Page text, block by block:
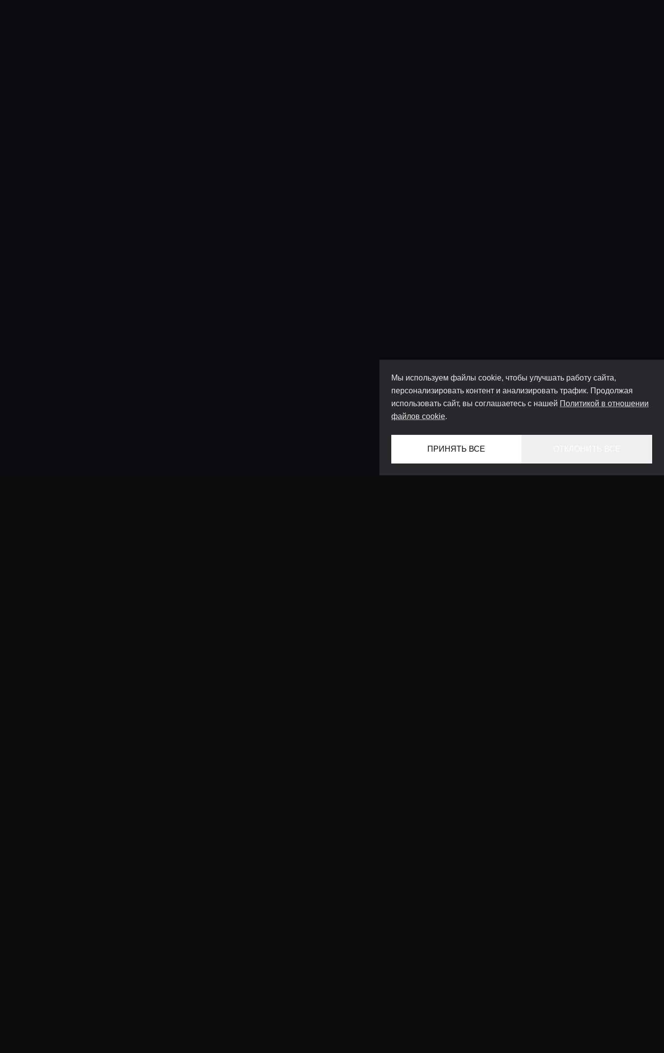
Мы используем файлы cookie, чтобы улучшать работу сайта,
персонализировать контент и анализировать трафик. Продолжая
использовать сайт, вы соглашаетесь с нашей Политикой в отношении
файлов cookie.
ПРИНЯТЬ ВСЕ